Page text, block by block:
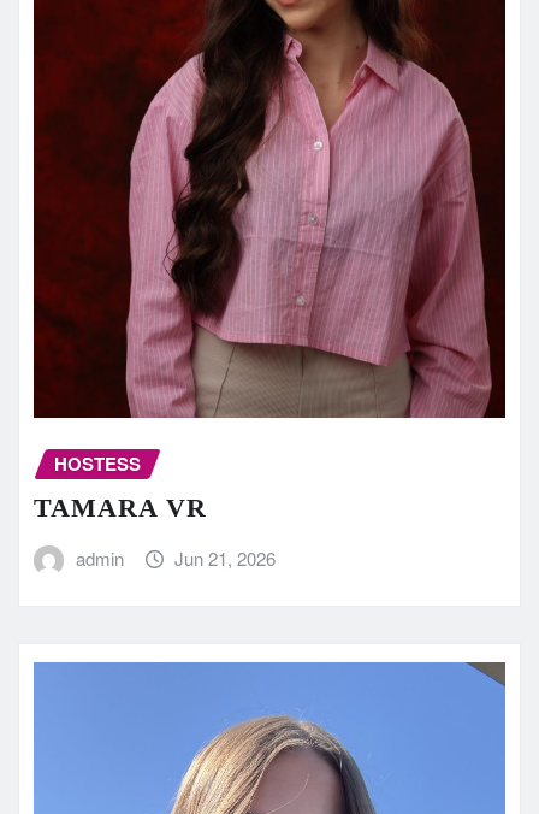
HOSTESS
TAMARA VR
admin Jun 21, 2026